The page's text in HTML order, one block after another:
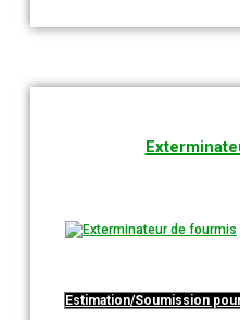
Estimation/Soumission